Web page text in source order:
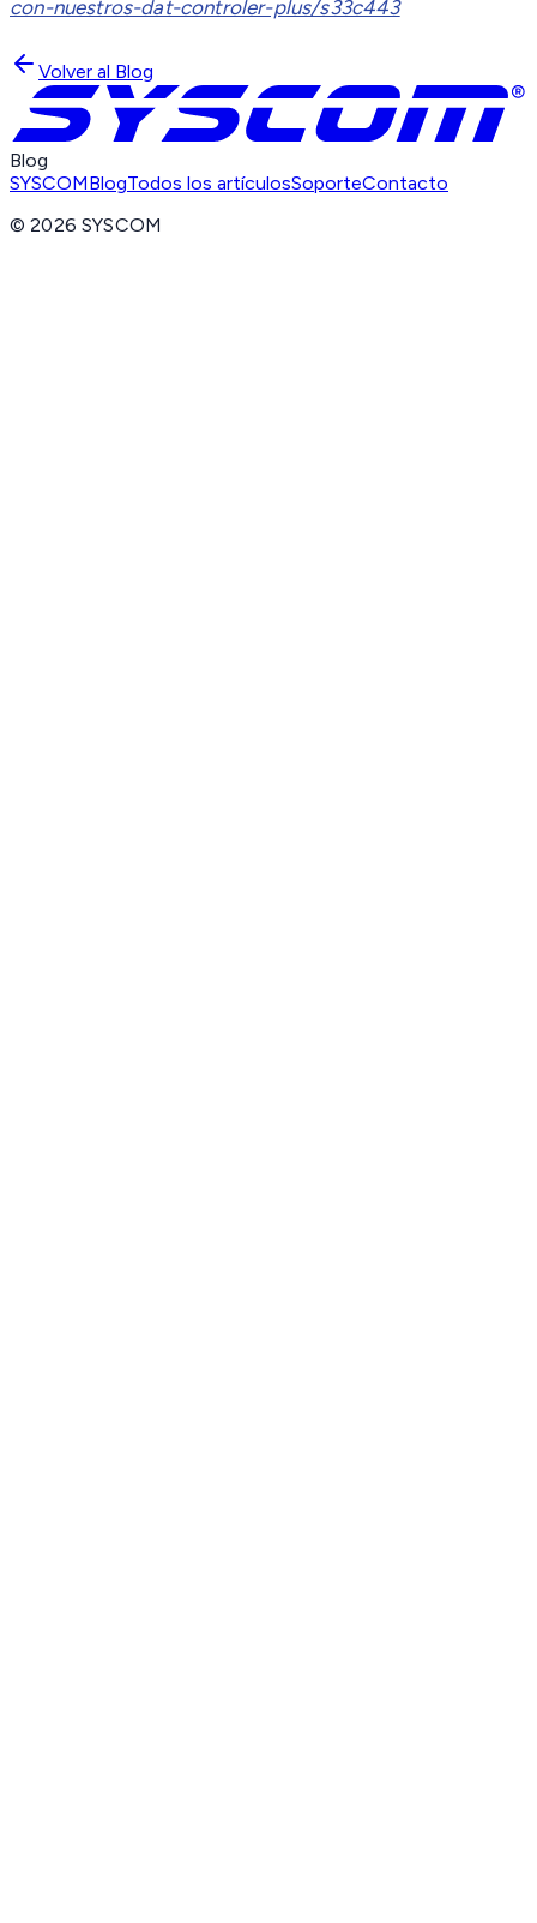
con-nuestros-dat-controler-plus/s33c443
Volver al Blog
Blog
SYSCOMBlogTodos los artículosSoporteContacto
©2026 SYSCOM